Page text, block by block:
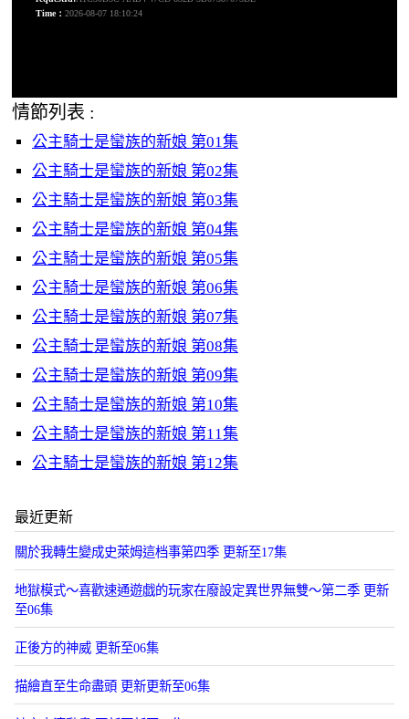
情節列表 :
公主騎士是蠻族的新娘 第01集
公主騎士是蠻族的新娘 第02集
公主騎士是蠻族的新娘 第03集
公主騎士是蠻族的新娘 第04集
公主騎士是蠻族的新娘 第05集
公主騎士是蠻族的新娘 第06集
公主騎士是蠻族的新娘 第07集
公主騎士是蠻族的新娘 第08集
公主騎士是蠻族的新娘 第09集
公主騎士是蠻族的新娘 第10集
公主騎士是蠻族的新娘 第11集
公主騎士是蠻族的新娘 第12集
最近更新
關於我轉生變成史萊姆這档事第四季 更新至17集
地獄模式～喜歡速通遊戯的玩家在廢設定異世界無雙～第二季 更新
至06集
正後方的神威 更新至06集
描繪直至生命盡頭 更新更新至06集